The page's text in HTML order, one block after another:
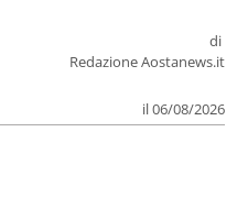
di
Redazione Aostanews.it
il 06/08/2026